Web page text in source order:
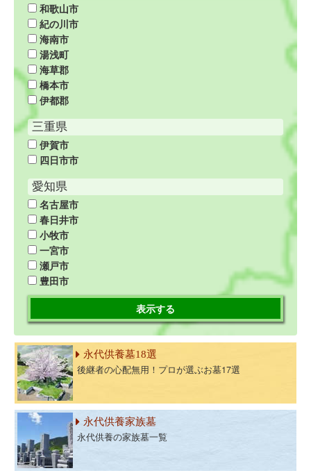
和歌山市
紀の川市
海南市
湯浅町
海草郡
橋本市
伊都郡
三重県
伊賀市
四日市市
愛知県
名古屋市
春日井市
小牧市
一宮市
瀬戸市
豊田市
表示する
永代供養墓18選
後継者の心配無用！プロが選ぶお墓17選
永代供養家族墓
永代供養の家族墓一覧